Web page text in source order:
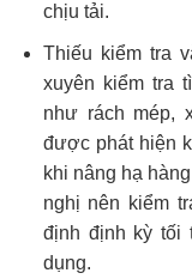
chịu tải.
Thiếu kiểm tra
xuyên kiểm tra
như rách mép,
được phát hiện
khi nâng hạ
nghị nên kiểm
định định kỳ tối
dụng.